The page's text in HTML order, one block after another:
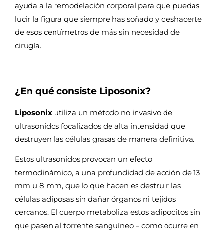
ayuda a la remodelación corporal para que puedas
lucir la figura que siempre has soñado y deshacerte
de esos centímetros de más sin necesidad de
cirugía.
¿En qué consiste Liposonix?
Liposonix utiliza un método no invasivo de
ultrasonidos focalizados de alta intensidad que
destruyen las células grasas de manera definitiva.
Estos ultrasonidos provocan un efecto
termodinámico, a una profundidad de acción de 13
mm u 8 mm, que lo que hacen es destruir las
células adiposas sin dañar órganos ni tejidos
cercanos. El cuerpo metaboliza estos adipocitos sin
que pasen al torrente sanguíneo – como ocurre en